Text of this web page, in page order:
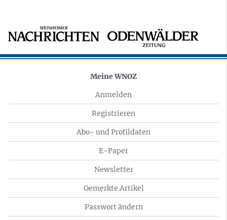
Meine WNOZ
Anmelden
Registrieren
Abo- und Profildaten
E-Paper
Newsletter
Gemerkte Artikel
Passwort ändern